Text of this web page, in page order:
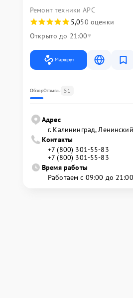
Ремонт техники APC
5,050 оценки
Открыто до 21:00
Маршрут
ОбзорОтзывы 51
Адрес
г. Калининград,
Контакты
+7 (800) 301-55-83
+7 (800) 301-55-83
Время работы
Работаем с 09:00 до 21:00